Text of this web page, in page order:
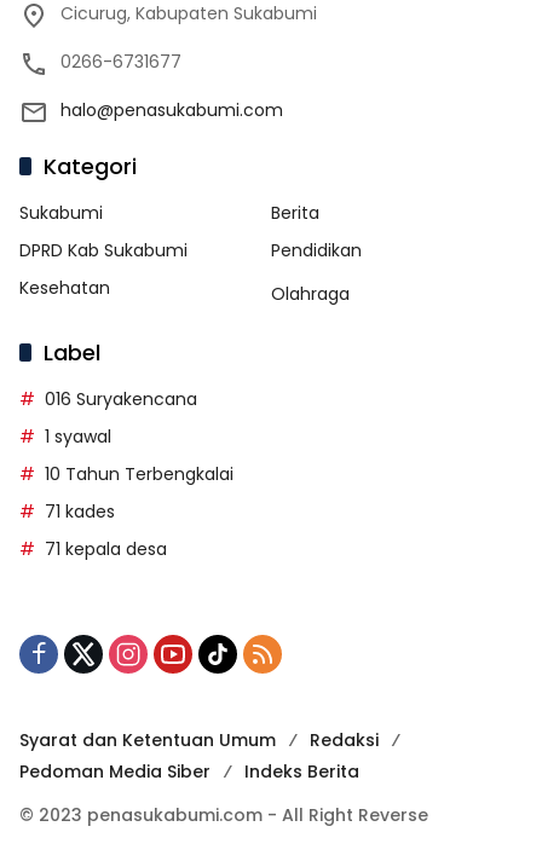
Cicurug, Kabupaten Sukabumi
0266-6731677
halo@penasukabumi.com
Kategori
Sukabumi
Berita
DPRD Kab Sukabumi
Pendidikan
Kesehatan
Olahraga
Label
016 Suryakencana
1 syawal
10 Tahun Terbengkalai
71 kades
71 kepala desa
Syarat dan Ketentuan Umum
Redaksi
Pedoman Media Siber
Indeks Berita
© 2023 penasukabumi.com - All Right Reverse